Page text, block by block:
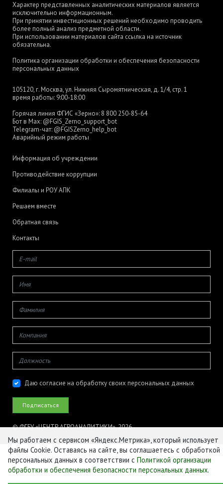
Характер представленных аналитических материалов является
исключительно информационным.
При принятии инвестиционных решений необходимо проводить
более полный анализ предметной области.
При использовании материалов сайта ссылка на источник
обязательна.
Политика организации обработки и обеспечения безопасности
персональных данных
105120, г. Москва, ул. Нижняя Сыромятническая, д. 1/4, стр. 1
время работы: 9:00-18:00
Горячая линия ФГИС «Зерно»: 8 800 250-85-64
Бот в Max: @FGIS_Zerno_support_bot
Telegram-чат: @FGISZerno_help_bot
Аварийный режим работы
Информация об учреждении
Противодействие коррупции
Филиалы и РОУ АПК
Решаем вместе
Обратная связь
Контакты
Даю согласие на обработку своих персональных данных
© ФГБУ «ЦЕНТР АГРОАНАЛИТИКИ», 2026
Мы работаем с сервисом «Яндекс.Метрика», который использует
файлы Cookie. Оставаясь на сайте, вы соглашаетесь с обработкой
персональных данных в соответствии с Политикой организации
обработки и обеспечения безопасности персональных данных.